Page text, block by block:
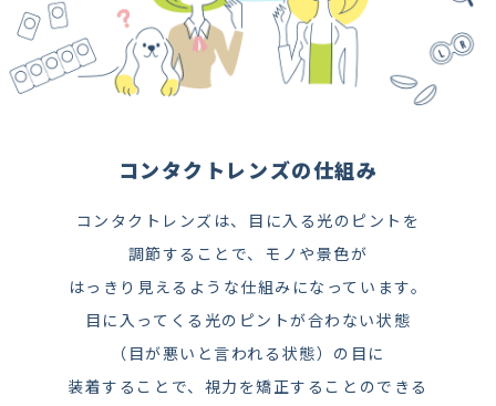
コンタクトレンズの仕組み
コンタクトレンズは、目に入る光のピントを
調節することで、モノや景色が
はっきり見えるような仕組みになっています。
目に入ってくる光のピントが合わない状態
（目が悪いと言われる状態）の目に
装着することで、視力を矯正することのできる